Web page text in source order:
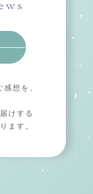
想を、
けする
ます。